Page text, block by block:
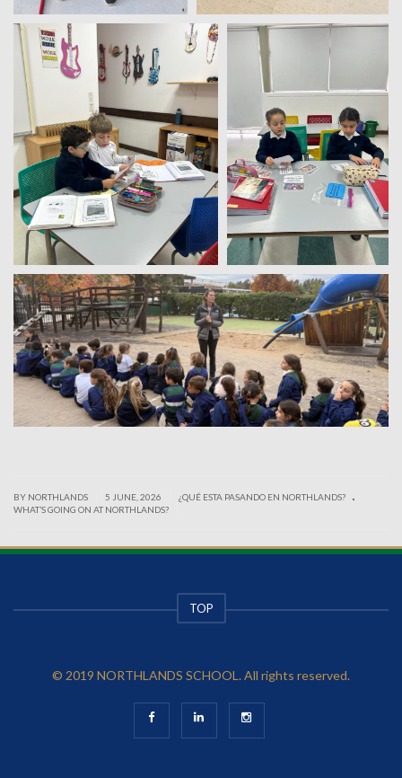
BY NORTHLANDS 5 JUNE, 2026 ¿QUÉ ESTA PASANDO EN NORTHLANDS? .
WHAT’S GOING ON AT NORTHLANDS?
TOP
© 2019 NORTHLANDS SCHOOL. All rights reserved.